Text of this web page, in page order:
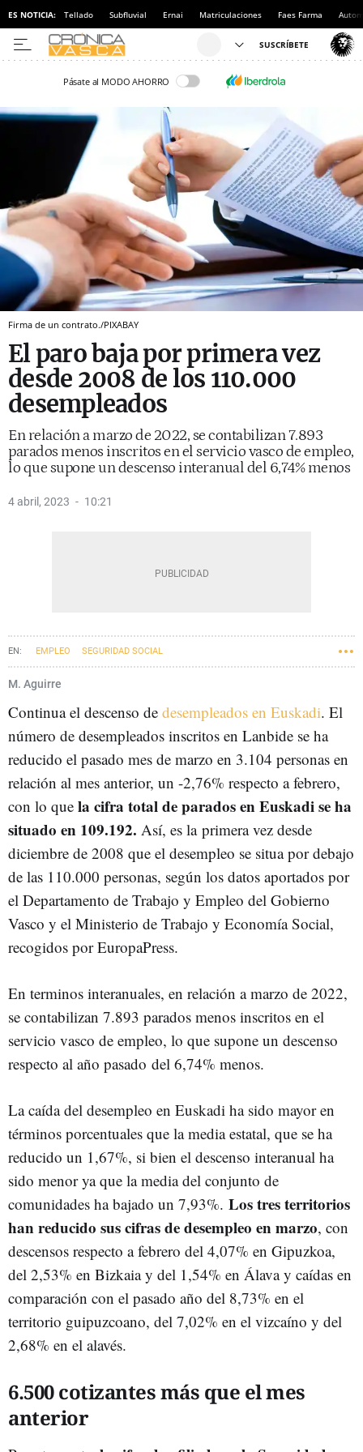
ES NOTICIA: Tellado Subfluvial Ernai Matriculaciones Faes Farma
Pásate al MODO AHORRO
Firma de un contrato./PIXABAY
El paro baja por primera vez
desde 2008 de los 110.000
desempleados
En relación a marzo de 2022, se contabilizan 7.893
parados menos inscritos en el servicio vasco de empleo,
lo que supone un descenso interanual del 6,74% menos
4 abril, 2023 10:21
EMPLEO SEGURIDAD SOCIAL
M. Aguirre
Continua el descenso de desempleados en Euskadi. El
número de desempleados inscritos en Lanbide se ha
reducido el pasado mes de marzo en 3.104 personas en
relación al mes anterior, un -2,76% respecto a febrero,
con lo que la cifra total de parados en Euskadi se ha
situado en 109.192. Así, es la primera vez desde
diciembre de 2008 que el desempleo se situa por debajo
de las 110.000 personas, según los datos aportados por
el Departamento de Trabajo y Empleo del Gobierno
Vasco y el Ministerio de Trabajo y Economía Social,
recogidos por EuropaPress.
En terminos interanuales, en relación a marzo de 2022,
se contabilizan 7.893 parados menos inscritos en el
servicio vasco de empleo, lo que supone un descenso
respecto al año pasado del 6,74% menos.
La caída del desempleo en Euskadi ha sido mayor en
términos porcentuales que la media estatal, que se ha
reducido un 1,67%, si bien el descenso interanual ha
sido menor ya que la media del conjunto de
comunidades ha bajado un 7,93%. Los tres territorios
han reducido sus cifras de desempleo en marzo, con
descensos respecto a febrero del 4,07% en Gipuzkoa,
del 2,53% en Bizkaia y del 1,54% en Álava y caídas en
comparación con el pasado año del 8,73% en el
territorio guipuzcoano, del 7,02% en el vizcaíno y del
2,68% en el alavés.
6.500 cotizantes más que el mes
anterior